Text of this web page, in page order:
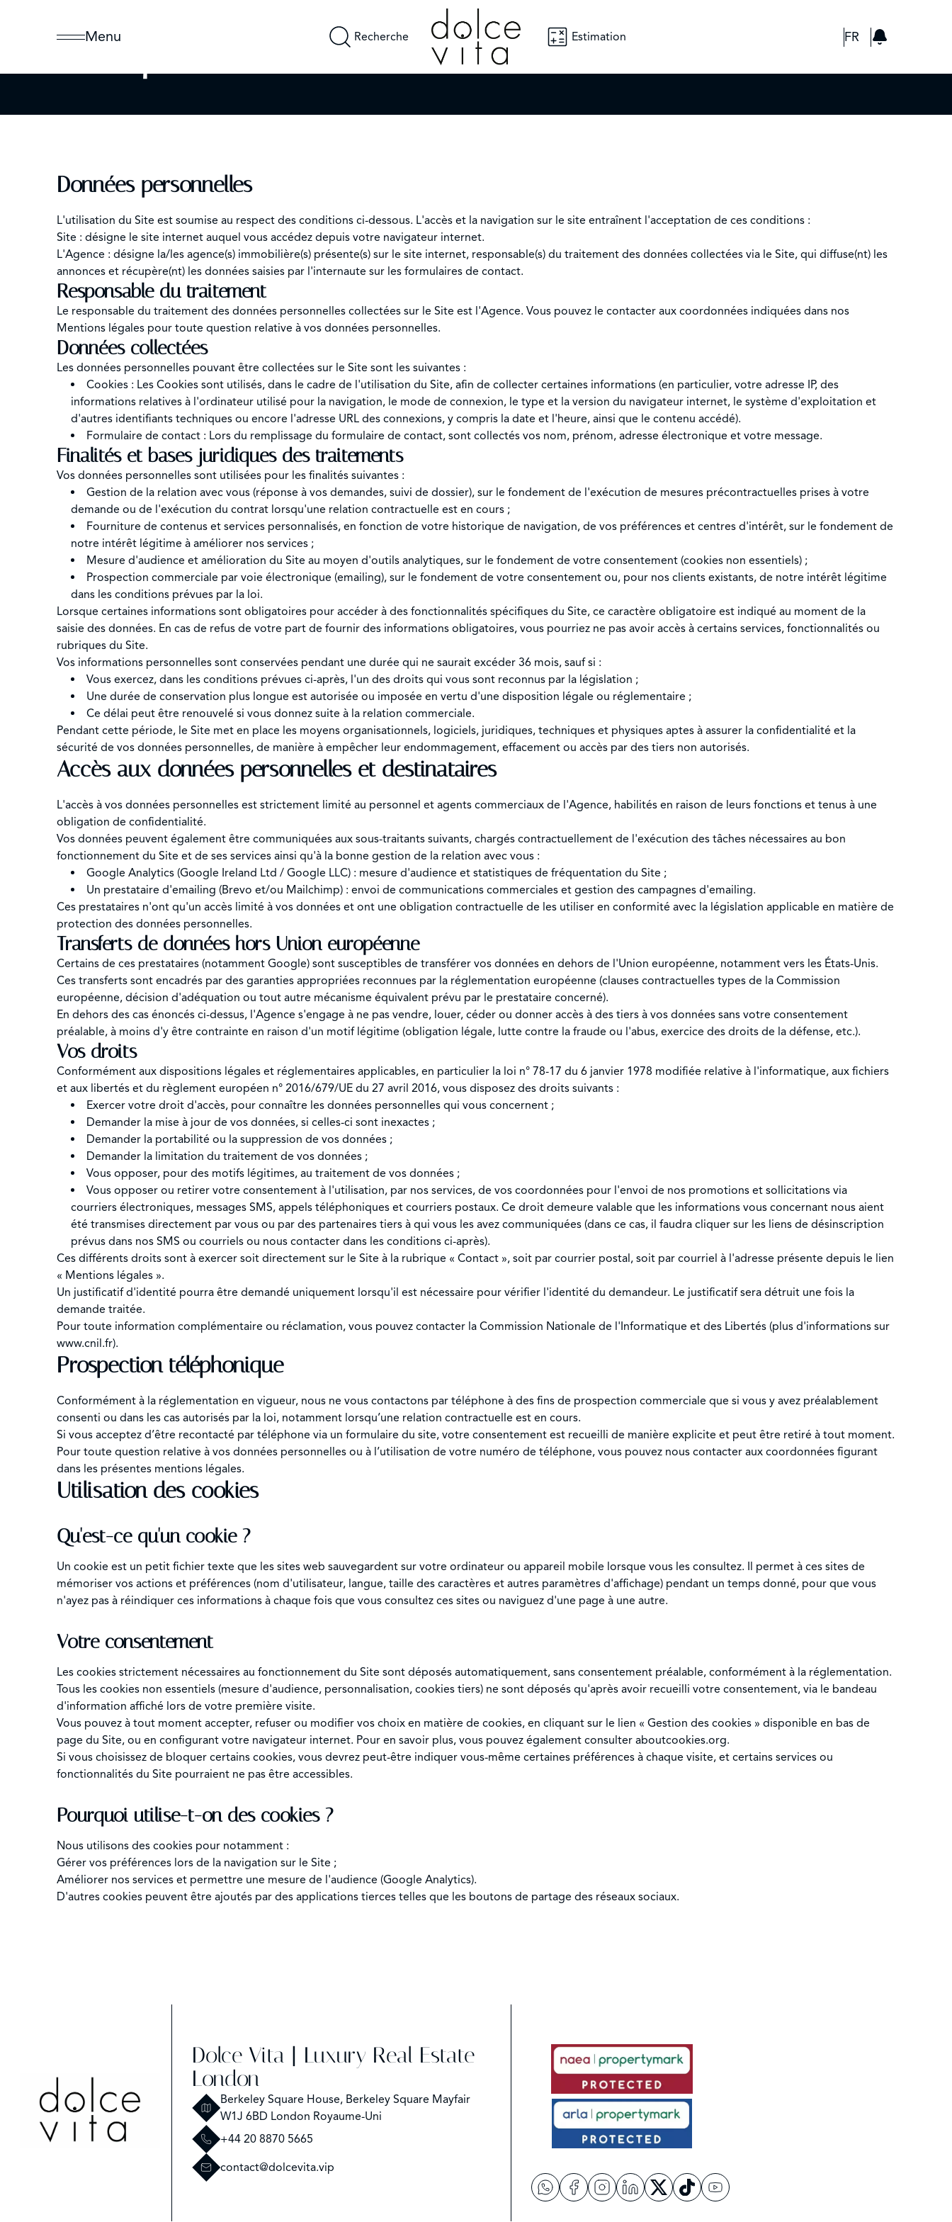
Menu Recherche Estimation FR
Politique de confidentialité
Données personnelles
L'utilisation du Site est soumise au respect des conditions ci-dessous. L'accès et la navigation sur le site entraînent l'acceptation de ces conditions :
Site : désigne le site internet auquel vous accédez depuis votre navigateur internet.
L'Agence : désigne la/les agence(s) immobilière(s) présente(s) sur le site internet, responsable(s) du traitement des données collectées via le Site, qui diffuse(nt) les
annonces et récupère(nt) les données saisies par l'internaute sur les formulaires de contact.
Responsable du traitement
Le responsable du traitement des données personnelles collectées sur le Site est l'Agence. Vous pouvez le contacter aux coordonnées indiquées dans nos
Mentions légales pour toute question relative à vos données personnelles.
Données collectées
Les données personnelles pouvant être collectées sur le Site sont les suivantes :
Cookies : Les Cookies sont utilisés, dans le cadre de l'utilisation du Site, afin de collecter certaines informations (en particulier, votre adresse IP, des
informations relatives à l'ordinateur utilisé pour la navigation, le mode de connexion, le type et la version du navigateur internet, le système d'exploitation et
d'autres identifiants techniques ou encore l'adresse URL des connexions, y compris la date et l'heure, ainsi que le contenu accédé).
Formulaire de contact : Lors du remplissage du formulaire de contact, sont collectés vos nom, prénom, adresse électronique et votre message.
Finalités et bases juridiques des traitements
Vos données personnelles sont utilisées pour les finalités suivantes :
Gestion de la relation avec vous (réponse à vos demandes, suivi de dossier), sur le fondement de l'exécution de mesures précontractuelles prises à votre
demande ou de l'exécution du contrat lorsqu'une relation contractuelle est en cours ;
Fourniture de contenus et services personnalisés, en fonction de votre historique de navigation, de vos préférences et centres d'intérêt, sur le fondement de
notre intérêt légitime à améliorer nos services ;
Mesure d'audience et amélioration du Site au moyen d'outils analytiques, sur le fondement de votre consentement (cookies non essentiels) ;
Prospection commerciale par voie électronique (emailing), sur le fondement de votre consentement ou, pour nos clients existants, de notre intérêt légitime
dans les conditions prévues par la loi.
Lorsque certaines informations sont obligatoires pour accéder à des fonctionnalités spécifiques du Site, ce caractère obligatoire est indiqué au moment de la
saisie des données. En cas de refus de votre part de fournir des informations obligatoires, vous pourriez ne pas avoir accès à certains services, fonctionnalités ou
rubriques du Site.
Vos informations personnelles sont conservées pendant une durée qui ne saurait excéder 36 mois, sauf si :
Vous exercez, dans les conditions prévues ci-après, l'un des droits qui vous sont reconnus par la législation ;
Une durée de conservation plus longue est autorisée ou imposée en vertu d'une disposition légale ou réglementaire ;
Ce délai peut être renouvelé si vous donnez suite à la relation commerciale.
Pendant cette période, le Site met en place les moyens organisationnels, logiciels, juridiques, techniques et physiques aptes à assurer la confidentialité et la
sécurité de vos données personnelles, de manière à empêcher leur endommagement, effacement ou accès par des tiers non autorisés.
Accès aux données personnelles et destinataires
L'accès à vos données personnelles est strictement limité au personnel et agents commerciaux de l'Agence, habilités en raison de leurs fonctions et tenus à une
obligation de confidentialité.
Vos données peuvent également être communiquées aux sous-traitants suivants, chargés contractuellement de l'exécution des tâches nécessaires au bon
fonctionnement du Site et de ses services ainsi qu'à la bonne gestion de la relation avec vous :
Google Analytics (Google Ireland Ltd / Google LLC) : mesure d'audience et statistiques de fréquentation du Site ;
Un prestataire d'emailing (Brevo et/ou Mailchimp) : envoi de communications commerciales et gestion des campagnes d'emailing.
Ces prestataires n'ont qu'un accès limité à vos données et ont une obligation contractuelle de les utiliser en conformité avec la législation applicable en matière de
protection des données personnelles.
Transferts de données hors Union européenne
Certains de ces prestataires (notamment Google) sont susceptibles de transférer vos données en dehors de l'Union européenne, notamment vers les États-Unis.
Ces transferts sont encadrés par des garanties appropriées reconnues par la réglementation européenne (clauses contractuelles types de la Commission
européenne, décision d'adéquation ou tout autre mécanisme équivalent prévu par le prestataire concerné).
En dehors des cas énoncés ci-dessus, l'Agence s'engage à ne pas vendre, louer, céder ou donner accès à des tiers à vos données sans votre consentement
préalable, à moins d'y être contrainte en raison d'un motif légitime (obligation légale, lutte contre la fraude ou l'abus, exercice des droits de la défense, etc.).
Vos droits
Conformément aux dispositions légales et réglementaires applicables, en particulier la loi n° 78-17 du 6 janvier 1978 modifiée relative à l'informatique, aux fichiers
et aux libertés et du règlement européen n° 2016/679/UE du 27 avril 2016, vous disposez des droits suivants :
Exercer votre droit d'accès, pour connaître les données personnelles qui vous concernent ;
Demander la mise à jour de vos données, si celles-ci sont inexactes ;
Demander la portabilité ou la suppression de vos données ;
Demander la limitation du traitement de vos données ;
Vous opposer, pour des motifs légitimes, au traitement de vos données ;
Vous opposer ou retirer votre consentement à l'utilisation, par nos services, de vos coordonnées pour l'envoi de nos promotions et sollicitations via
courriers électroniques, messages SMS, appels téléphoniques et courriers postaux. Ce droit demeure valable que les informations vous concernant nous aient
été transmises directement par vous ou par des partenaires tiers à qui vous les avez communiquées (dans ce cas, il faudra cliquer sur les liens de désinscription
prévus dans nos SMS ou courriels ou nous contacter dans les conditions ci-après).
Ces différents droits sont à exercer soit directement sur le Site à la rubrique « Contact », soit par courrier postal, soit par courriel à l'adresse présente depuis le lien
« Mentions légales ».
Un justificatif d'identité pourra être demandé uniquement lorsqu'il est nécessaire pour vérifier l'identité du demandeur. Le justificatif sera détruit une fois la
demande traitée.
Pour toute information complémentaire ou réclamation, vous pouvez contacter la Commission Nationale de l'Informatique et des Libertés (plus d'informations sur
www.cnil.fr).
Prospection téléphonique
Conformément à la réglementation en vigueur, nous ne vous contactons par téléphone à des fins de prospection commerciale que si vous y avez préalablement
consenti ou dans les cas autorisés par la loi, notamment lorsqu’une relation contractuelle est en cours.
Si vous acceptez d’être recontacté par téléphone via un formulaire du site, votre consentement est recueilli de manière explicite et peut être retiré à tout moment.
Pour toute question relative à vos données personnelles ou à l’utilisation de votre numéro de téléphone, vous pouvez nous contacter aux coordonnées figurant
dans les présentes mentions légales.
Utilisation des cookies
Qu'est-ce qu'un cookie ?
Un cookie est un petit fichier texte que les sites web sauvegardent sur votre ordinateur ou appareil mobile lorsque vous les consultez. Il permet à ces sites de
mémoriser vos actions et préférences (nom d'utilisateur, langue, taille des caractères et autres paramètres d'affichage) pendant un temps donné, pour que vous
n'ayez pas à réindiquer ces informations à chaque fois que vous consultez ces sites ou naviguez d'une page à une autre.
Votre consentement
Les cookies strictement nécessaires au fonctionnement du Site sont déposés automatiquement, sans consentement préalable, conformément à la réglementation.
Tous les cookies non essentiels (mesure d'audience, personnalisation, cookies tiers) ne sont déposés qu'après avoir recueilli votre consentement, via le bandeau
d'information affiché lors de votre première visite.
Vous pouvez à tout moment accepter, refuser ou modifier vos choix en matière de cookies, en cliquant sur le lien « Gestion des cookies » disponible en bas de
page du Site, ou en configurant votre navigateur internet. Pour en savoir plus, vous pouvez également consulter aboutcookies.org.
Si vous choisissez de bloquer certains cookies, vous devrez peut-être indiquer vous-même certaines préférences à chaque visite, et certains services ou
fonctionnalités du Site pourraient ne pas être accessibles.
Pourquoi utilise-t-on des cookies ?
Nous utilisons des cookies pour notamment :
Gérer vos préférences lors de la navigation sur le Site ;
Améliorer nos services et permettre une mesure de l'audience (Google Analytics).
D'autres cookies peuvent être ajoutés par des applications tierces telles que les boutons de partage des réseaux sociaux.
Dolce Vita | Luxury Real Estate
London
Berkeley Square House, Berkeley Square Mayfair
W1J 6BD London Royaume-Uni
+44 20 8870 5665
contact@dolcevita.vip